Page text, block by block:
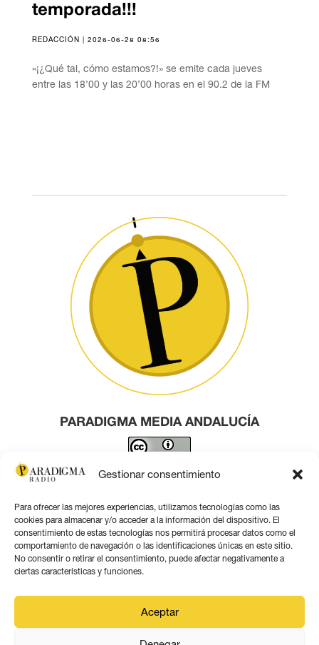
Gestionar consentimiento
Para ofrecer las mejores experiencias, utilizamos tecnologías como las
cookies para almacenar y/o acceder a la información del dispositivo. El
consentimiento de estas tecnologías nos permitirá procesar datos como el
comportamiento de navegación o las identificaciones únicas en este sitio.
No consentir o retirar el consentimiento, puede afectar negativamente a
ciertas características y funciones.
Aceptar
temporada!!!
REDACCIÓN | 2026-06-28 08:56
«¡¿Qué tal, cómo estamos?!» se emite cada jueves
entre las 18’00 y las 20’00 horas en el 90.2 de la FM
PARADIGMA MEDIA ANDALUCÍA
Este obra está bajo una licencia de Creative Commons
Contacto por correo
Aviso legal